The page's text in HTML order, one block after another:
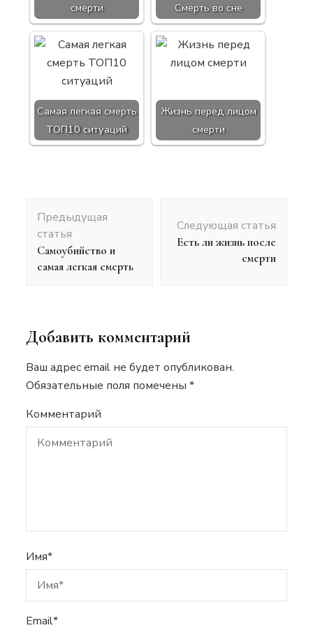
смерти
Смерть во сне
Самая легкая смерть
ТОП10 ситуаций
Жизнь перед лицом
смерти
по
записям
Предыдущая
статья
Самоубийство и
самая легкая смерть
Следующая статья
Есть ли жизнь после
смерти
Добавить комментарий
Ваш адрес email не будет опубликован.
Обязательные поля помечены*
Комментарий
Имя*
Email*